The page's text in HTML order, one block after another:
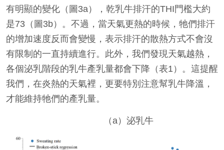
有明顯的變化（圖3a），乾乳牛排汗的THI門檻大約
是73（圖3b）。不過，當天氣更熱的時候，牠們排汗
的增加速度反而會變慢，表示排汗的散熱方式不會沒
有限制的一直持續進行。此外，我們發現天氣越熱，
各個泌乳階段的乳牛產乳量都會下降（表1）。這提醒
我們，在炎熱的天氣裡，更要特別注意幫乳牛降溫，
才能維持牠們的產乳量。
（a）泌乳牛